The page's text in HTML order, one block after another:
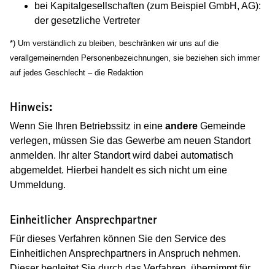
bei Kapitalgesellschaften (zum Beispiel GmbH, AG):
der gesetzliche Vertreter
*) Um verständlich zu bleiben, beschränken wir uns auf die
verallgemeinernden Personenbezeichnungen, sie beziehen sich immer
auf jedes Geschlecht – die Redaktion
Hinweis:
Wenn Sie Ihren Betriebssitz in eine andere Gemeinde
verlegen, müssen Sie das Gewerbe am neuen Standort
anmelden. Ihr alter Standort wird dabei automatisch
abgemeldet. Hierbei handelt es sich nicht um eine
Ummeldung.
Einheitlicher Ansprechpartner
Für dieses Verfahren können Sie den Service des
Einheitlichen Ansprechpartners in Anspruch nehmen.